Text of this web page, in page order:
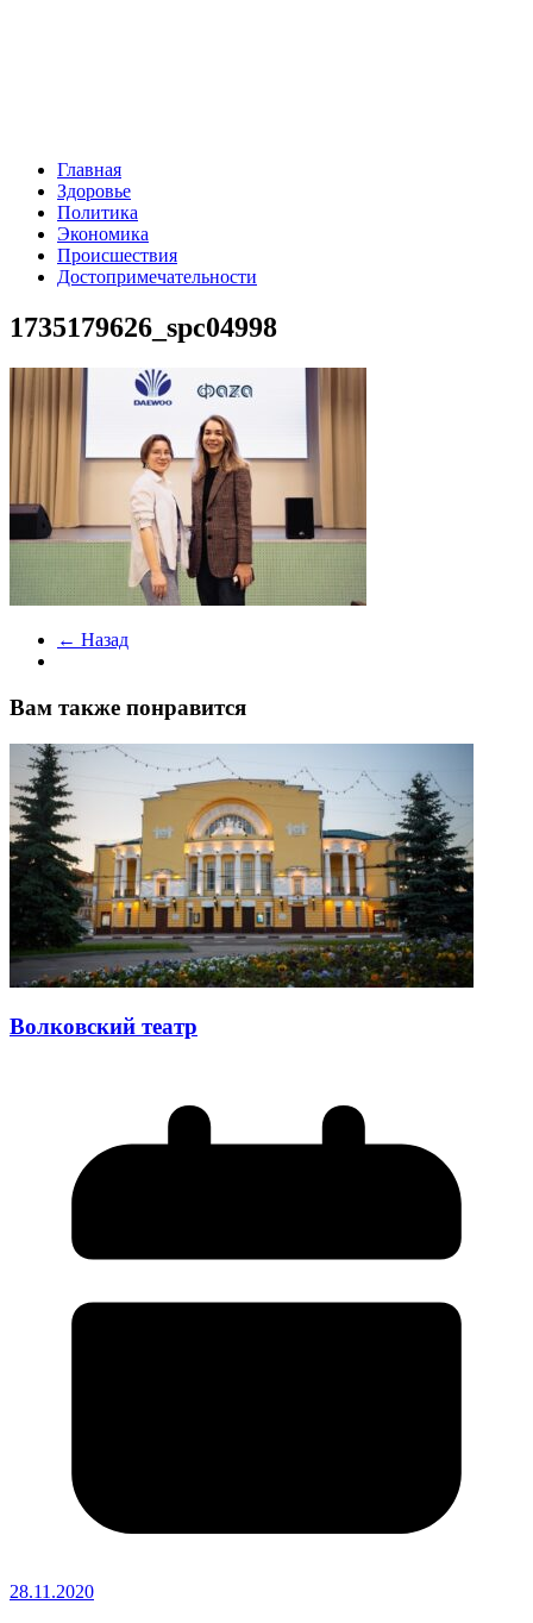
Главная
Здоровье
Политика
Экономика
Происшествия
Достопримечательности
1735179626_spc04998
← Назад
Вам также понравится
Волковский театр
28.11.2020